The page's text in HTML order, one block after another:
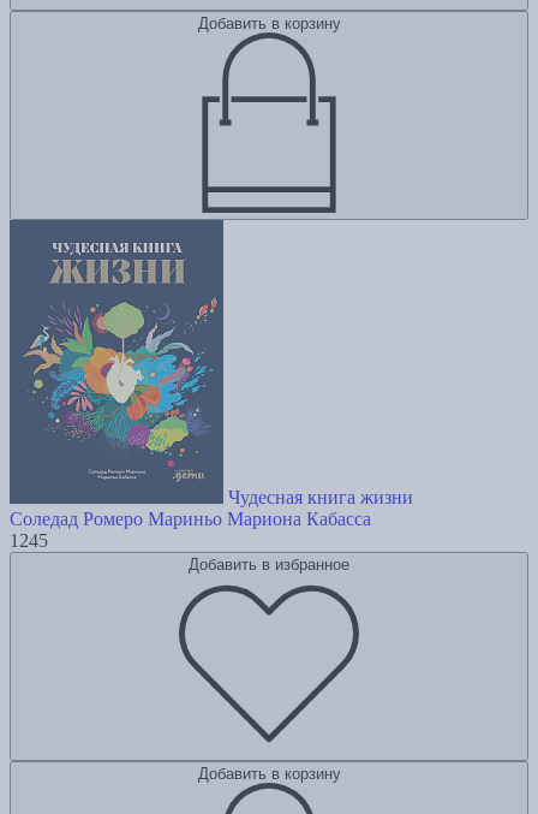
Добавить в корзину
Чудесная книга жизни
Соледад Ромеро Мариньо Мариона Кабасса
1245
Добавить в избранное
Добавить в корзину